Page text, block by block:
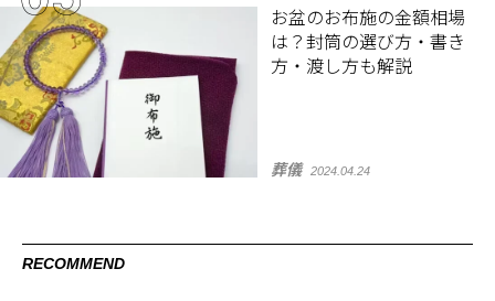
お盆のお布施の金額相場
は？封筒の選び方・書き
方・渡し方も解説
葬儀 2024.04.24
RECOMMEND